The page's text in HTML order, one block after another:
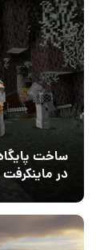
ساخت پایگاه
در ماینکرفت